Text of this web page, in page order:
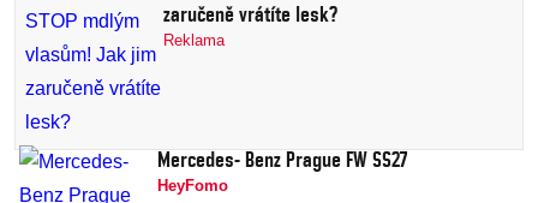
zaručeně vrátíte lesk?
Reklama
Mercedes- Benz Prague FW SS27
HeyFomo